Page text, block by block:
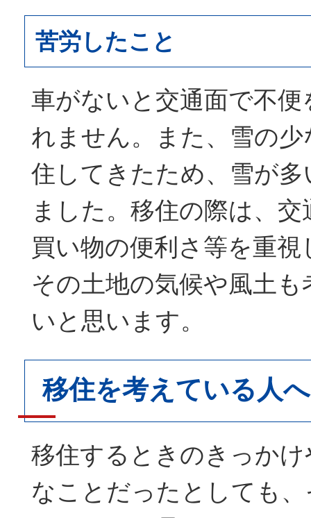
苦労したこと
車がないと交通面で不
れません。また、雪の
住してきたため、雪が
ました。移住の際は、
買い物の便利さ等を重
その土地の気候や風土
いと思います。
移住を考えている人
移住するときのきっか
なことだったとしても